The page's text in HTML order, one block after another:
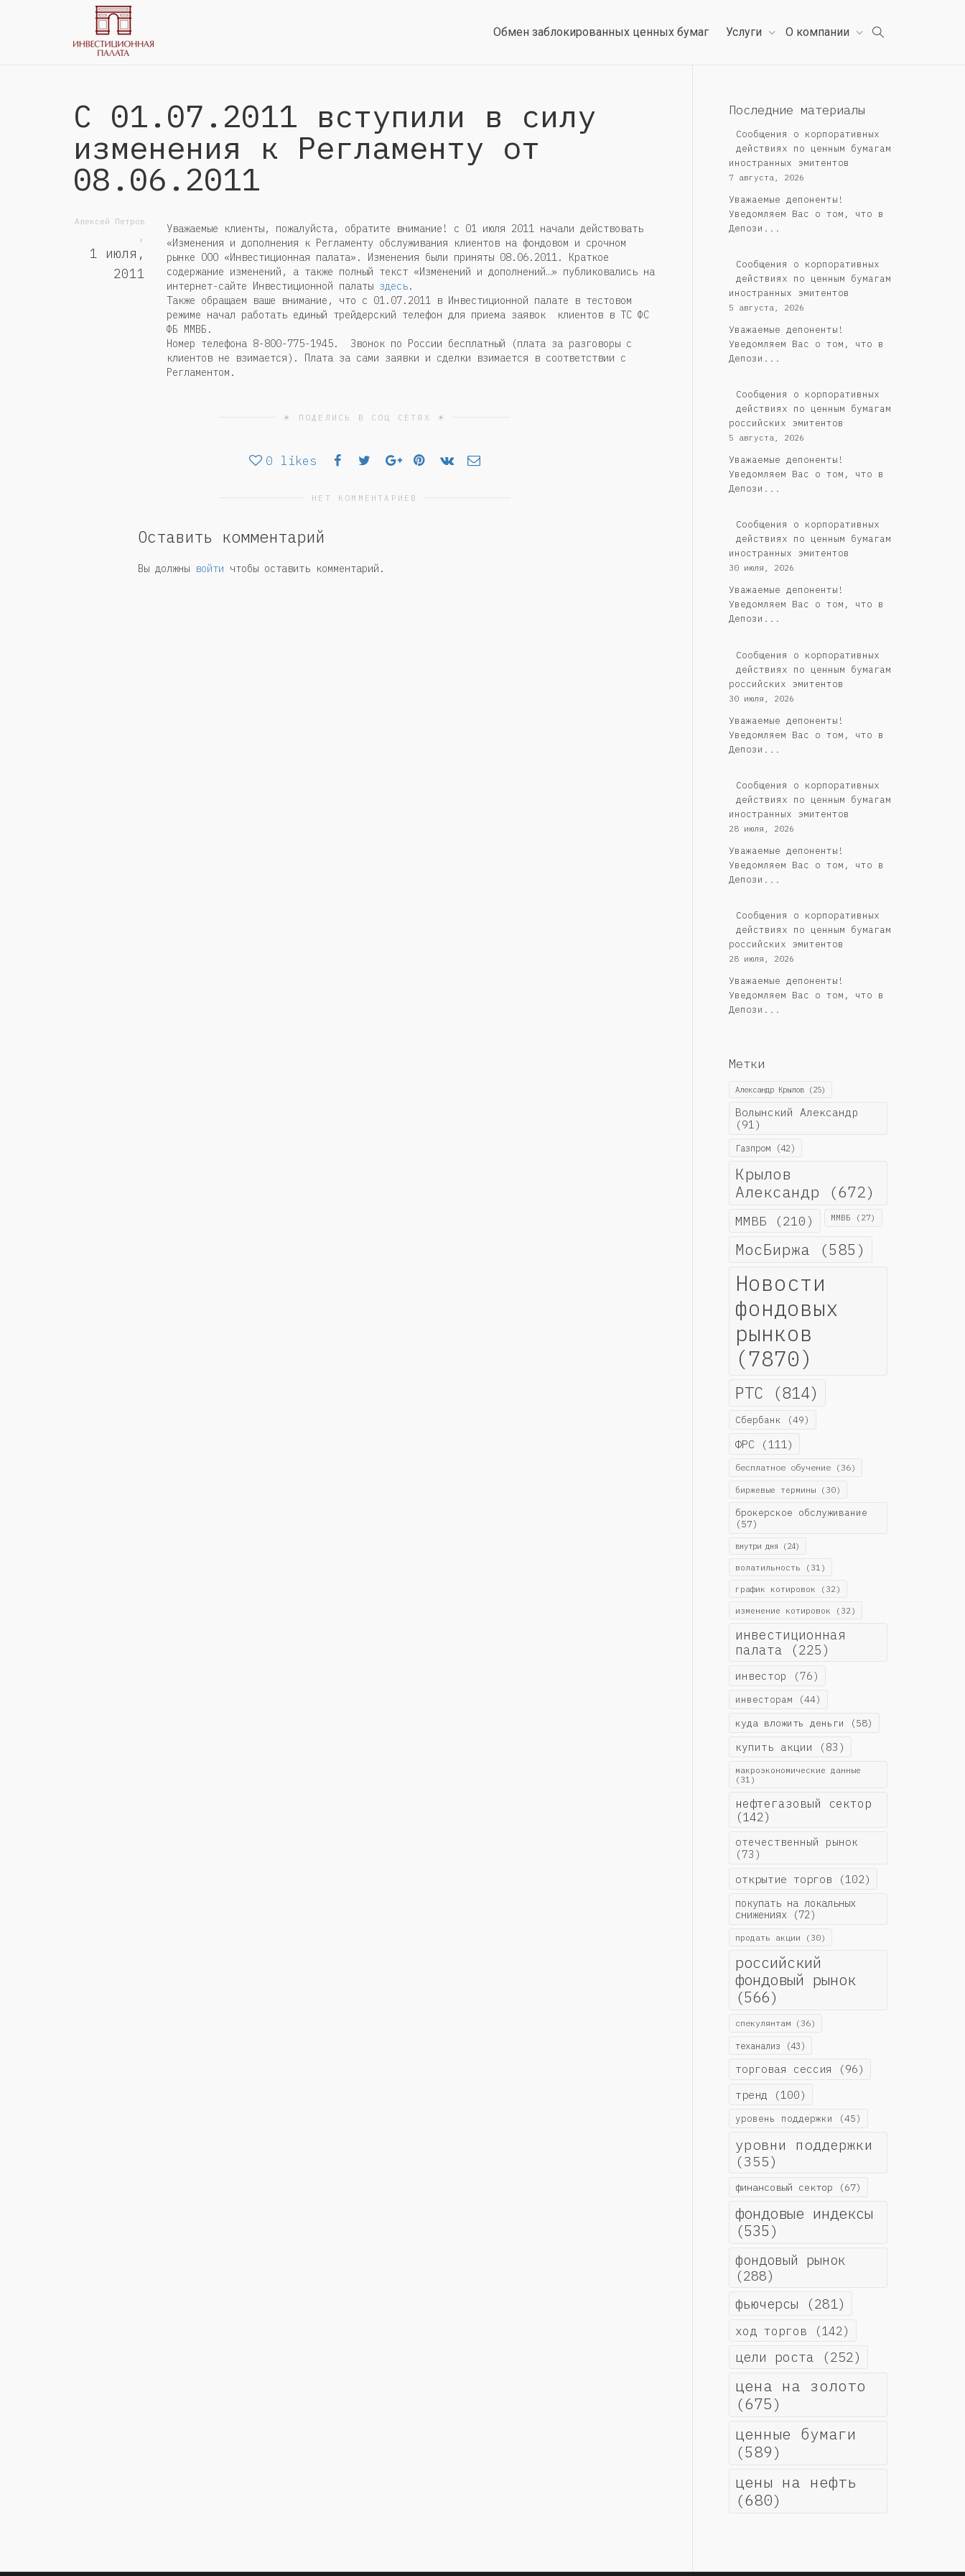
Обмен заблокированных ценных бумаг Услуги О компании
С 01.07.2011 вступили в силу
изменения к Регламенту от
08.06.2011
Алексей Петров
,
1 июля,
2011
Уважаемые клиенты, пожалуйста, обратите внимание! с 01 июля 2011 начали действовать
«Изменения и дополнения к Регламенту обслуживания клиентов на фондовом и срочном
рынке ООО «Инвестиционная палата». Изменения были приняты 08.06.2011. Краткое
содержание изменений, а также полный текст «Изменений и дополнений…» публиковались на
интернет-сайте Инвестиционной палаты здесь.
Также обращаем ваше внимание, что с 01.07.2011 в Инвестиционной палате в тестовом
режиме начал работать единый трейдерский телефон для приема заявок клиентов в ТС ФС
ФБ ММВБ.
Номер телефона 8-800-775-1945. Звонок по России бесплатный (плата за разговоры с
клиентов не взимается). Плата за сами заявки и сделки взимается в соответствии с
Регламентом.
☀ ПОДЕЛИСЬ В СОЦ СЕТЯХ ☀
0 likes
НЕТ КОММЕНТАРИЕВ
Оставить комментарий
Вы должны войти чтобы оставить комментарий.
Последние материалы
Сообщения о корпоративных
действиях по ценным бумагам
иностранных эмитентов
7 августа, 2026
Уважаемые депоненты!
Уведомляем Вас о том, что в
Депози...
Сообщения о корпоративных
действиях по ценным бумагам
иностранных эмитентов
5 августа, 2026
Уважаемые депоненты!
Уведомляем Вас о том, что в
Депози...
Cообщения о корпоративных
действиях по ценным бумагам
российских эмитентов
5 августа, 2026
Уважаемые депоненты!
Уведомляем Вас о том, что в
Депози...
Сообщения о корпоративных
действиях по ценным бумагам
иностранных эмитентов
30 июля, 2026
Уважаемые депоненты!
Уведомляем Вас о том, что в
Депози...
Cообщения о корпоративных
действиях по ценным бумагам
российских эмитентов
30 июля, 2026
Уважаемые депоненты!
Уведомляем Вас о том, что в
Депози...
Сообщения о корпоративных
действиях по ценным бумагам
иностранных эмитентов
28 июля, 2026
Уважаемые депоненты!
Уведомляем Вас о том, что в
Депози...
Cообщения о корпоративных
действиях по ценным бумагам
российских эмитентов
28 июля, 2026
Уважаемые депоненты!
Уведомляем Вас о том, что в
Депози...
Метки
Александр Крылов(25)
Волынский Александр
(91)
Газпром(42)
Крылов
Александр (672)
ММВБ (210) ММВБ (27)
МосБиржа (585)
Новости
фондовых
рынков
(7870)
РТС (814)
Сбербанк (49)
ФРС (111)
бесплатное обучение(36)
биржевые термины(30)
брокерское обслуживание
(57)
внутри дня (24)
волатильность (31)
график котировок (32)
изменение котировок (32)
инвестиционная
палата (225)
инвестор (76)
инвесторам (44)
куда вложить деньги (58)
купить акции (83)
макроэкономические данные
(31)
нефтегазовый сектор
(142)
отечественный рынок
(73)
открытие торгов (102)
покупать на локальных
снижениях(72)
продать акции (30)
российский
фондовый рынок
(566)
спекулянтам(36)
теханализ (43)
торговая сессия (96)
тренд (100)
уровень поддержки (45)
уровни поддержки
(355)
финансовый сектор (67)
фондовые индексы
(535)
фондовый рынок
(288)
фьючерсы (281)
ход торгов (142)
цели роста (252)
цена на золото
(675)
ценные бумаги
(589)
цены на нефть
(680)